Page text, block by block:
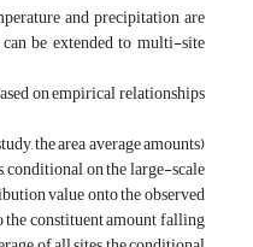
and precipitation are
be extended to multi-site
on empirical relationships
the area average amounts)
conditional on the large-scale
value onto the observed
constituent amount falling